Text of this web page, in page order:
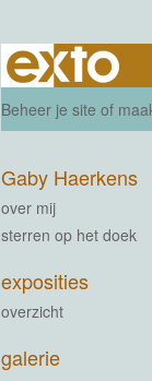
Beheer je site of
Gaby Haerkens
over mij
sterren op het doek
exposities
overzicht
galerie